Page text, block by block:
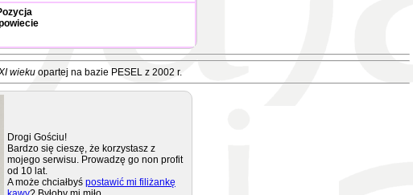
wiekuopartej na bazie PESEL z 2002 r.
Drogi Gościu!
Bardzo się cieszę, że korzystasz z
mojego serwisu. Prowadzę go non profit
od 10 lat.
A może chciałbyś postawić mi filiżankę